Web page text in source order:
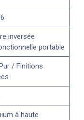
inversée
portable
/ Finitions
à haute